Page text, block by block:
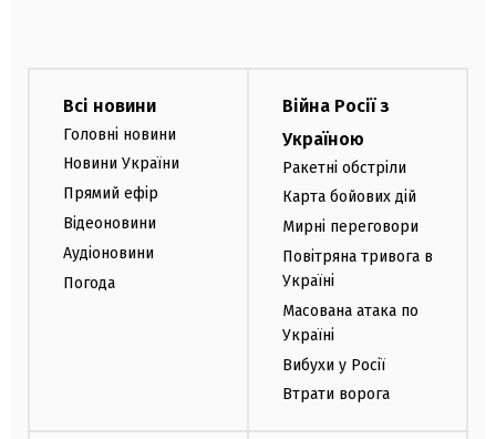
Всі новини
Головні новини
Новини України
Прямий ефір
Відеоновини
Аудіоновини
Погода
Війна Росії з
Україною
Ракетні обстріли
Карта бойових дій
Мирні переговори
Повітряна тривога в
Україні
Масована атака по
Україні
Вибухи у Росії
Втрати ворога